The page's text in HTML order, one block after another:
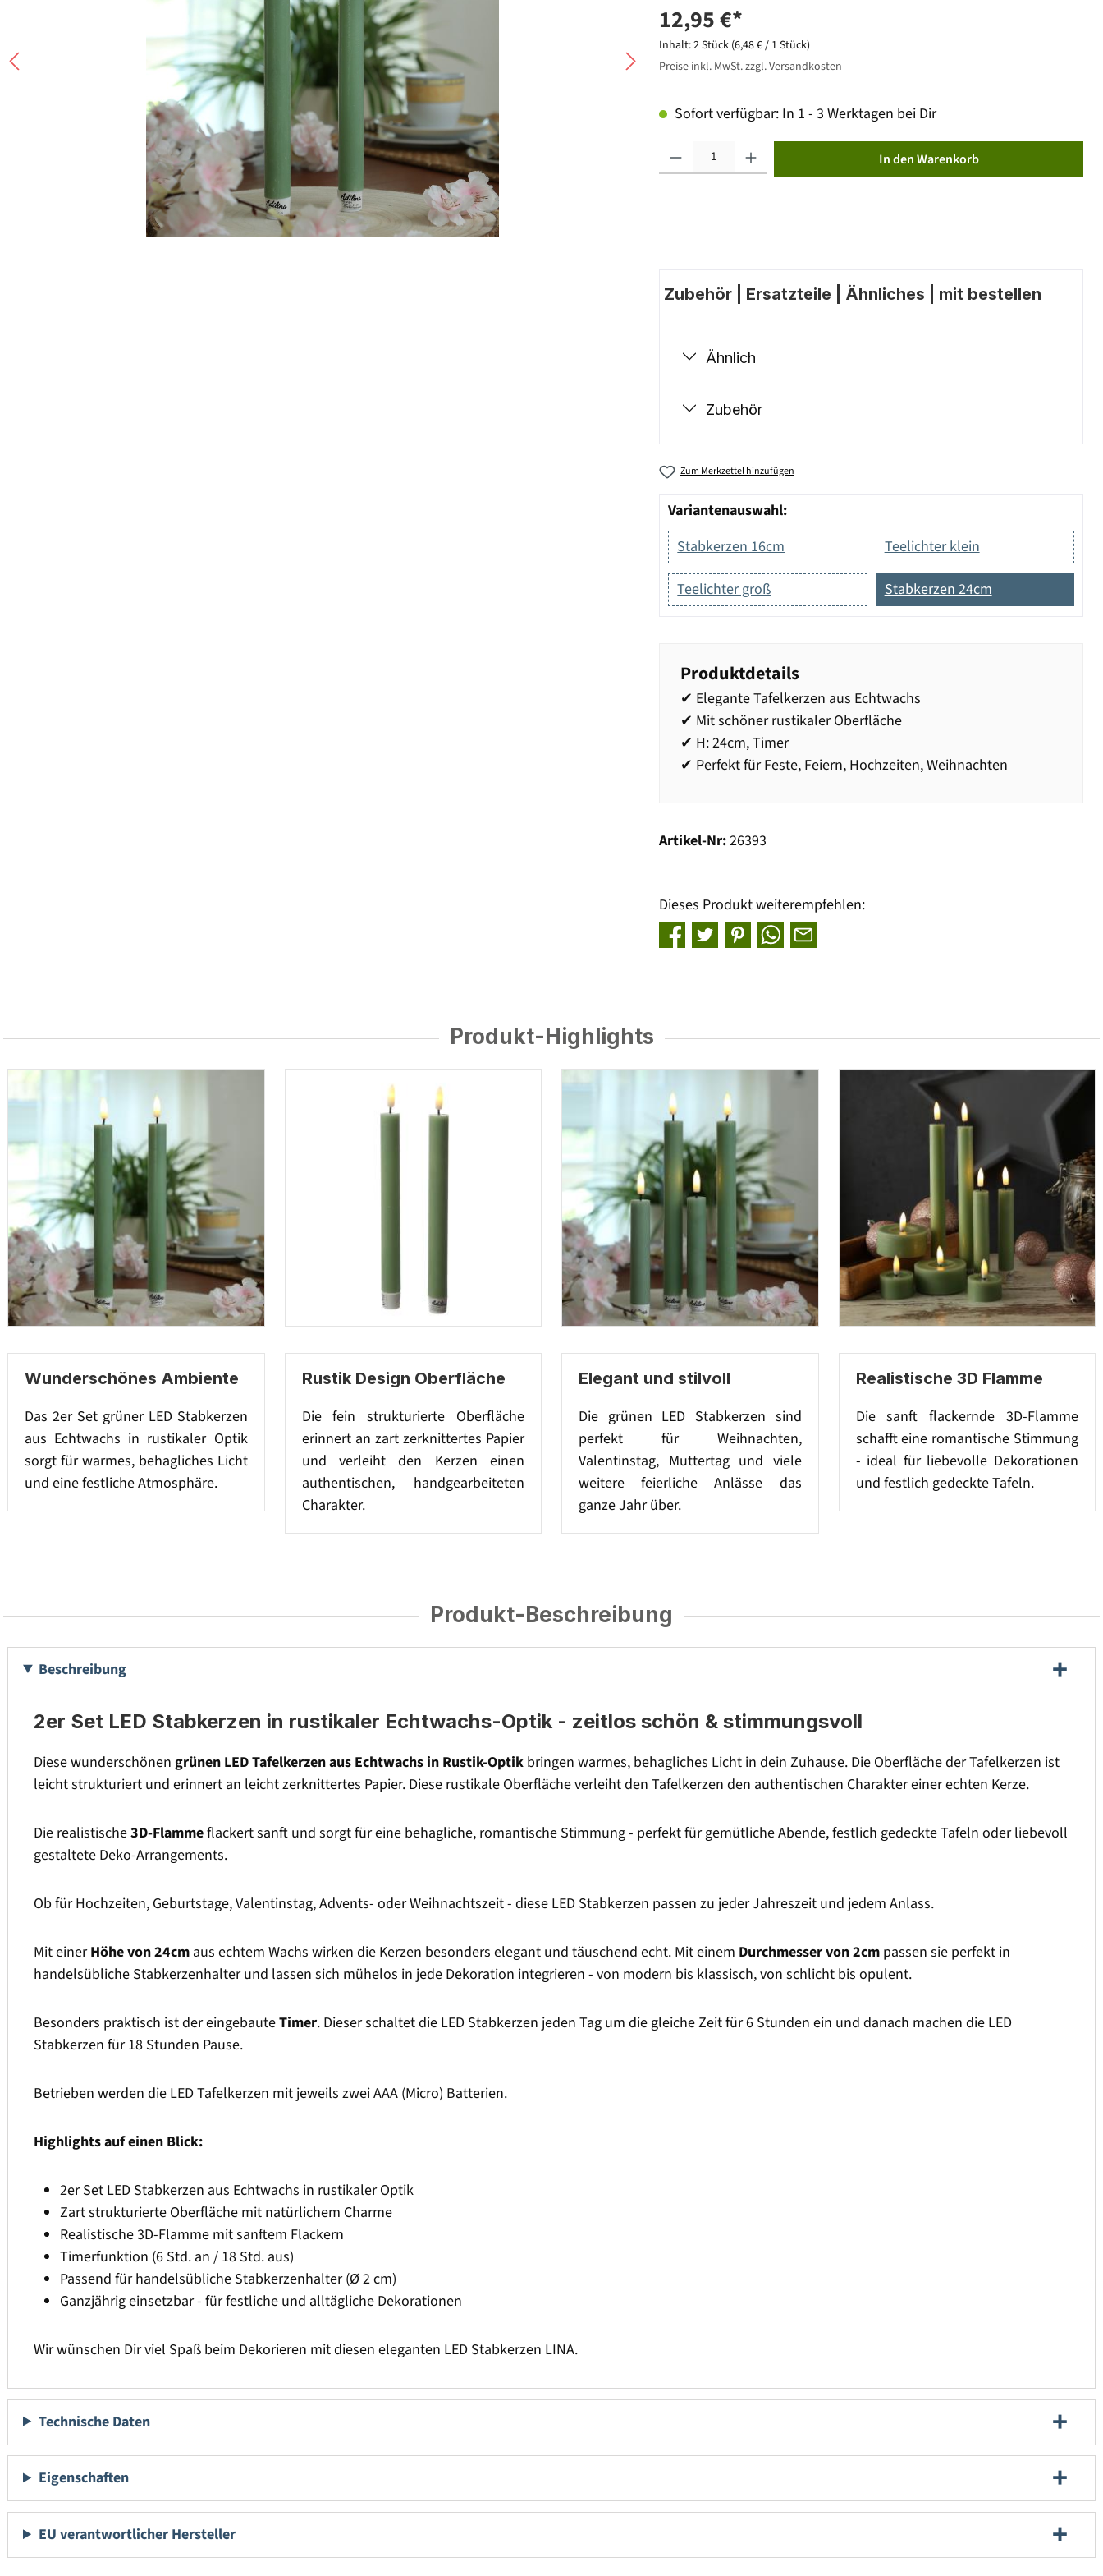
12,95 €*
Inhalt:2 Stück (6,48 € / 1 Stück)
Preise inkl. MwSt. zzgl. Versandkosten
Sofort verfügbar: In 1 - 3 Werktagen bei Dir
In den Warenkorb
Zubehör | Ersatzteile | Ähnliches | mit bestellen
Ähnlich
Zubehör
Zum Merkzettel hinzufügen
Variantenauswahl:
Stabkerzen 16cm
Teelichter klein
Teelichter groß Stabkerzen 24cm
Produktdetails
✔ Elegante Tafelkerzen aus Echtwachs
✔ Mit schöner rustikaler Oberfläche
✔ H: 24cm, Timer
✔ Perfekt für Feste, Feiern, Hochzeiten, Weihnachten
Artikel-Nr:26393
Dieses Produkt weiterempfehlen:
Produkt-Highlights
Wunderschönes Ambiente
Das 2er Set grüner LED Stabkerzen
aus Echtwachs in rustikaler Optik
sorgt für warmes, behagliches Licht
und eine festliche Atmosphäre.
Rustik Design Oberfläche
Die fein strukturierte Oberfläche
erinnert an zart zerknittertes Papier
und verleiht den Kerzen einen
authentischen, handgearbeiteten
Charakter.
Elegant und stilvoll
Die grünen LED Stabkerzen sind
perfekt für Weihnachten,
Valentinstag, Muttertag und viele
weitere feierliche Anlässe das
ganze Jahr über.
Realistische 3D Flamme
Die sanft flackernde 3D-Flamme
schafft eine romantische Stimmung
- ideal für liebevolle Dekorationen
und festlich gedeckte Tafeln.
Produkt-Beschreibung
Beschreibung
2er Set LED Stabkerzen in rustikaler Echtwachs-Optik - zeitlos schön & stimmungsvoll
Diese wunderschönen grünen LED Tafelkerzen aus Echtwachs in Rustik-Optik bringen warmes, behagliches Licht in dein Zuhause. Die Oberfläche der Tafelkerzen ist
leicht strukturiert und erinnert an leicht zerknittertes Papier. Diese rustikale Oberfläche verleiht den Tafelkerzen den authentischen Charakter einer echten Kerze.
Die realistische3D-Flammeflackert sanft und sorgt für eine behagliche, romantische Stimmung - perfekt für gemütliche Abende, festlich gedeckte Tafeln oder liebevoll
gestaltete Deko-Arrangements.
Ob für Hochzeiten, Geburtstage, Valentinstag, Advents- oder Weihnachtszeit - diese LED Stabkerzen passen zu jeder Jahreszeit und jedem Anlass.
Mit einerHöhe von 24cm aus echtem Wachs wirken die Kerzen besonders elegant und täuschend echt. Mit einem Durchmesser von 2cm passen sie perfekt in
handelsübliche Stabkerzenhalter und lassen sich mühelos in jede Dekoration integrieren - von modern bis klassisch, von schlicht bis opulent.
Besonders praktisch ist der eingebauteTimer. Dieser schaltet die LED Stabkerzen jeden Tag um die gleiche Zeit für 6 Stunden ein und danach machen die LED
Stabkerzen für 18 Stunden Pause.
Betrieben werden die LED Tafelkerzen mit jeweils zwei AAA (Micro) Batterien.
Highlights auf einen Blick:
2er Set LED Stabkerzen aus Echtwachs in rustikaler Optik
Zart strukturierte Oberfläche mit natürlichem Charme
Realistische 3D-Flamme mit sanftem Flackern
Timerfunktion (6 Std. an / 18 Std. aus)
Passend für handelsübliche Stabkerzenhalter (Ø 2 cm)
Ganzjährig einsetzbar - für festliche und alltägliche Dekorationen
Wir wünschen Dir viel Spaß beim Dekorieren mit diesen eleganten LED Stabkerzen LINA.
Technische Daten
Eigenschaften
EU verantwortlicher Hersteller